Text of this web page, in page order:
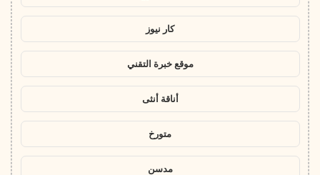
كار نيوز
موقع خبرة التقني
أناقة أنثى
متورخ
مدسن